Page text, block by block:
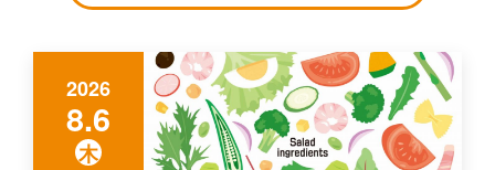
2026
8.6
木